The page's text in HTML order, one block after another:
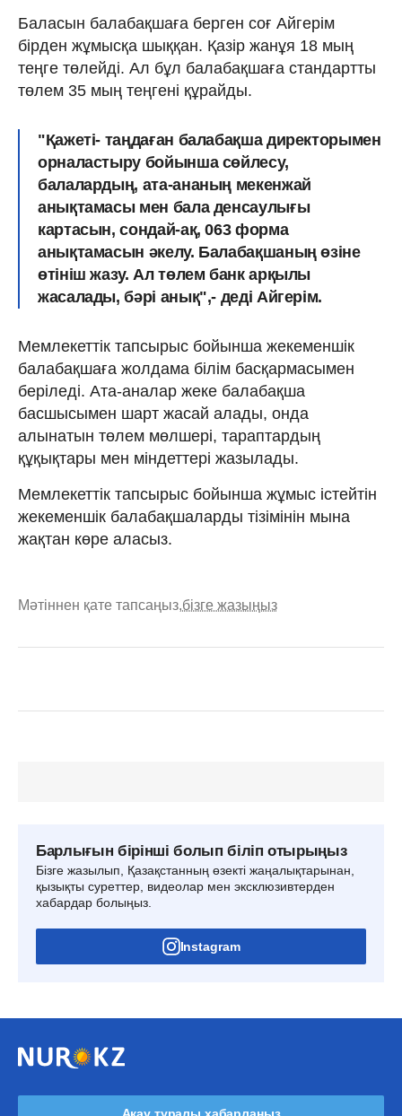
Баласын балабақшаға берген соғ Айгерім
бірден жұмысқа шыққан. Қазір жанұя 18 мың
теңге төлейді. Ал бұл балабақшаға стандартты
төлем 35 мың теңгені құрайды.
"Қажеті- таңдаған балабақша директорымен
орналастыру бойынша сөйлесу,
балалардың, ата-ананың мекенжай
анықтамасы мен бала денсаулығы
картасын, сондай-ақ, 063 форма
анықтамасын әкелу. Балабақшаның өзіне
өтініш жазу. Ал төлем банк арқылы
жасалады, бәрі анық",- деді Айгерім.
Мемлекеттік тапсырыс бойынша жекеменшік
балабақшаға жолдама білім басқармасымен
беріледі. Ата-аналар жеке балабақша
басшысымен шарт жасай алады, онда
алынатын төлем мөлшері, тараптардың
құқықтары мен міндеттері жазылады.
Мемлекеттік тапсырыс бойынша жұмыс істейтін
жекеменшік балабақшаларды тізімінін мына
жақтан көре аласыз.
Мәтіннен қате тапсаңыз,бізге жазыңыз
Барлығын бірінші болып біліп отырыңыз
Бізге жазылып, Қазақстанның өзекті жаңалықтарынан,
қызықты суреттер, видеолар мен эксклюзивтерден
хабардар болыңыз.
Instagram